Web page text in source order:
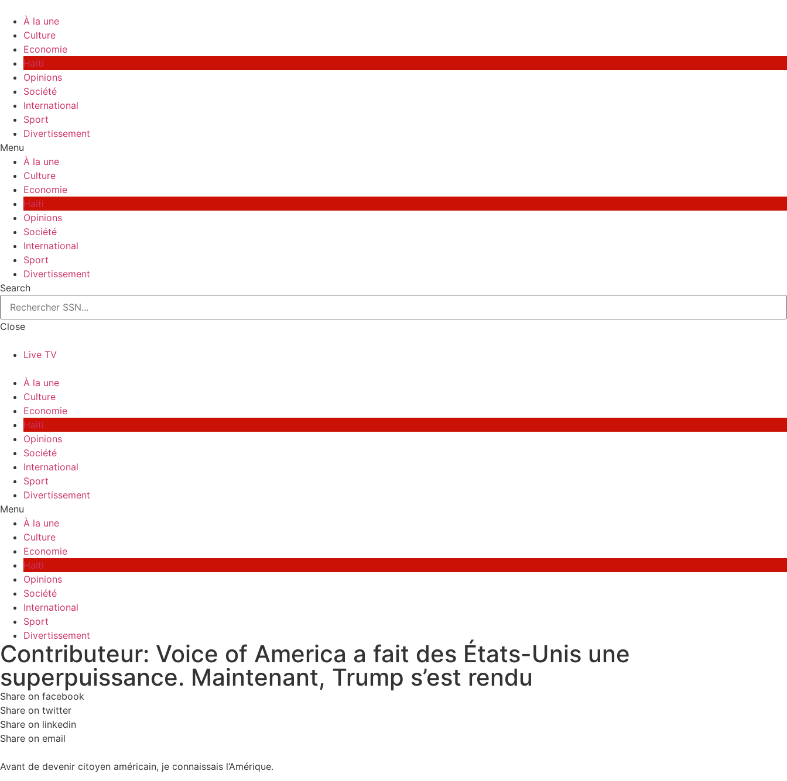
content
À la une
Culture
Economie
Haiti
Opinions
Société
International
Sport
Divertissement
Menu
À la une
Culture
Economie
Haiti
Opinions
Société
International
Sport
Divertissement
Search
Close
Live TV
À la une
Culture
Economie
Haiti
Opinions
Société
International
Sport
Divertissement
Menu
À la une
Culture
Economie
Haiti
Opinions
Société
International
Sport
Divertissement
Contributeur: Voice of America a fait des États-Unis une
superpuissance. Maintenant, Trump s’est rendu
Share on facebook
Share on twitter
Share on linkedin
Share on email
Avant de devenir citoyen américain, je connaissais l’Amérique.